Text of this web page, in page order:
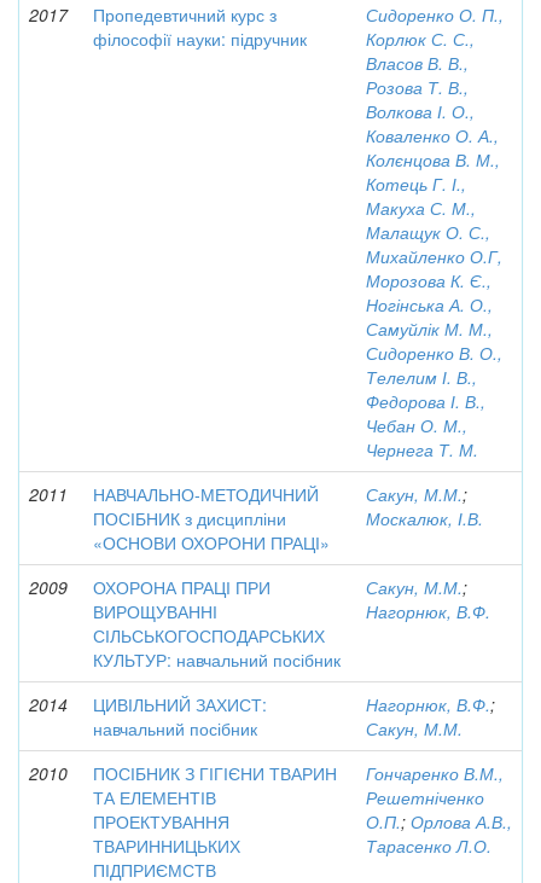
2017
Пропедевтичний курс з
філософії науки: підручник
Сидоренко О. П.,
Корлюк С. С.,
Власов В. В.,
Розова Т. В.,
Волкова І. О.,
Коваленко О. А.,
Колєнцова В. М.,
Котець Г. І.,
Макуха С. М.,
Малащук О. С.,
Михайленко О.Г,
Морозова К. Є.,
Ногінська А. О.,
Самуйлік М. М.,
Сидоренко В. О.,
Телелим І. В.,
Федорова І. В.,
Чебан О. М.,
Чернега Т. М.
2011
НАВЧАЛЬНО-МЕТОДИЧНИЙ
ПОСІБНИК з дисципліни
«ОСНОВИ ОХОРОНИ ПРАЦІ»
Сакун, М.М.;
Москалюк, І.В.
2009
ОХОРОНА ПРАЦІ ПРИ
ВИРОЩУВАННІ
СІЛЬСЬКОГОСПОДАРСЬКИХ
КУЛЬТУР: навчальний посібник
Сакун, М.М.;
Нагорнюк, В.Ф.
2014
ЦИВІЛЬНИЙ ЗАХИСТ:
навчальний посібник
Нагорнюк, В.Ф.;
Сакун, М.М.
2010
ПОСІБНИК З ГІГІЄНИ ТВАРИН
ТА ЕЛЕМЕНТІВ
ПРОЕКТУВАННЯ
ТВАРИННИЦЬКИХ
ПІДПРИЄМСТВ
Гончаренко В.М.,
Решетніченко
О.П.; Орлова А.В.,
Тарасенко Л.О.